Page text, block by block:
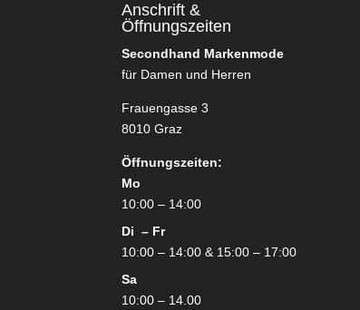
Anschrift &
Öffnungszeiten
Secondhand Markenmode
für Damen und Herren
Frauengasse 3
8010 Graz
Öffnungszeiten:
Mo
10:00 – 14:00
Di – Fr
10:00 – 14:00 & 15:00 – 17:00
Sa
10:00 – 14.00